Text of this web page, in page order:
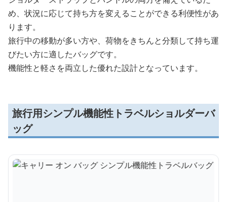
め、状況に応じて持ち方を変えることができる利便性があ
ります。
旅行中の移動が多い方や、荷物をきちんと分類して持ち運
びたい方に適したバッグです。
機能性と軽さを両立した優れた設計となっています。
旅行用シンプル機能性トラベルショルダーバ
ッグ